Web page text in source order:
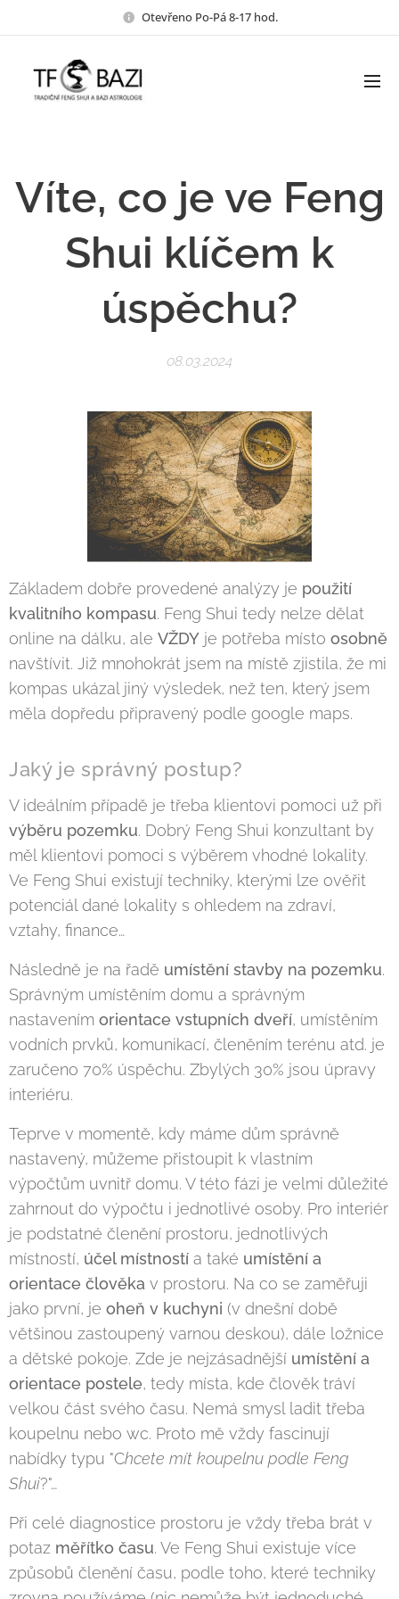
Otevřeno Po-Pá 8-17 hod.
Víte, co je ve Feng
Shui klíčem k
úspěchu?
08.03.2024
Základem dobře provedené analýzy je použití
kvalitního kompasu. Feng Shui tedy nelze dělat
online na dálku, ale VŽDY je potřeba místo osobně
navštívit. Již mnohokrát jsem na místě zjistila, že mi
kompas ukázal jiný výsledek, než ten, který jsem
měla dopředu připravený podle google maps.
Jaký je správný postup?
V ideálním případě je třeba klientovi pomoci už při
výběru pozemku. Dobrý Feng Shui konzultant by
měl klientovi pomoci s výběrem vhodné lokality.
Ve Feng Shui existují techniky, kterými lze ověřit
potenciál dané lokality s ohledem na zdraví,
vztahy, finance…
Následně je na řadě umístění stavby na pozemku.
Správným umístěním domu a správným
nastavením orientace vstupních dveří, umístěním
vodních prvků, komunikací, členěním terénu atd. je
zaručeno 70% úspěchu. Zbylých 30% jsou úpravy
interiéru.
Teprve v momentě, kdy máme dům správně
nastavený, můžeme přistoupit k vlastním
výpočtům uvnitř domu. V této fázi je velmi důležité
zahrnout do výpočtu i jednotlivé osoby. Pro interiér
je podstatné členění prostoru, jednotlivých
místností, účel místností a také umístění a
orientace člověka v prostoru. Na co se zaměřuji
jako první, je oheň v kuchyni (v dnešní době
většinou zastoupený varnou deskou), dále ložnice
a dětské pokoje. Zde je nejzásadnější umístění a
orientace postele, tedy místa, kde člověk tráví
velkou část svého času. Nemá smysl ladit třeba
koupelnu nebo wc. Proto mě vždy fascinují
nabídky typu "Chcete mít koupelnu podle Feng
Shui?"…
Při celé diagnostice prostoru je vždy třeba brát v
potaz měřítko času. Ve Feng Shui existuje více
způsobů členění času, podle toho, které techniky